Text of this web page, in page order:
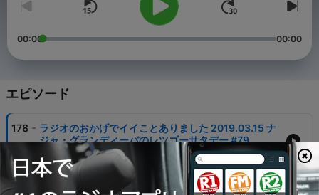
00:00 00:00
エピソード
178 - ラジオのおかげでイイことありました 2019.03.15 ナ
ジャ・グランディーバのレツゴーサタデー #79
15 3月 2019
177
成し遂げた者と何も成し遂げていない者 2019.03.22